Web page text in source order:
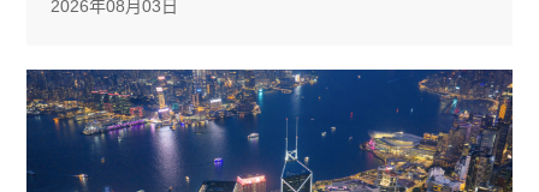
2026年08月03日